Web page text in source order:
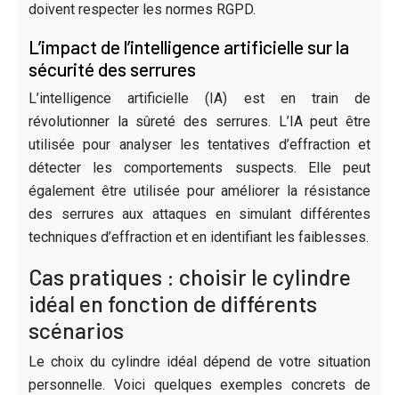
doivent respecter les normes RGPD.
L’impact de l’intelligence artificielle sur la
sécurité des serrures
L’intelligence artificielle (IA) est en train de
révolutionner la sûreté des serrures. L’IA peut être
utilisée pour analyser les tentatives d’effraction et
détecter les comportements suspects. Elle peut
également être utilisée pour améliorer la résistance
des serrures aux attaques en simulant différentes
techniques d’effraction et en identifiant les faiblesses.
Cas pratiques : choisir le cylindre
idéal en fonction de différents
scénarios
Le choix du cylindre idéal dépend de votre situation
personnelle. Voici quelques exemples concrets de